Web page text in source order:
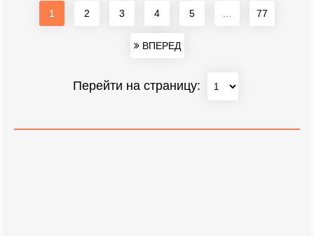
1 2 3 4 5 77
ВПЕРЕД
Перейти на страницу: